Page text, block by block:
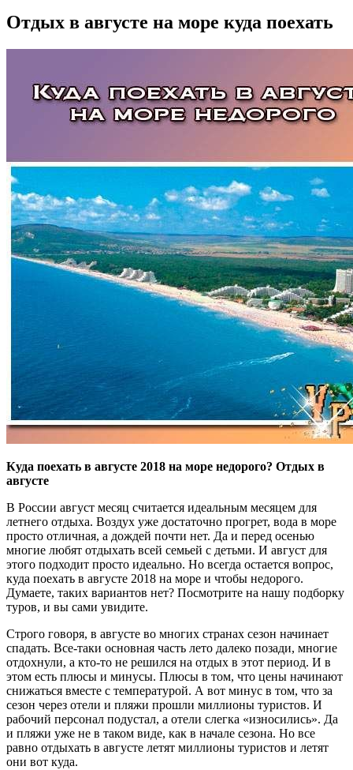
Отдых в августе на море куда поехать
Куда поехать в августе 2018 на море недорого? Отдых в
августе
В России август месяц считается идеальным месяцем для
летнего отдыха. Воздух уже достаточно прогрет, вода в море
просто отличная, а дождей почти нет. Да и перед осенью
многие любят отдыхать всей семьей с детьми. И август для
этого подходит просто идеально. Но всегда остается вопрос,
куда поехать в августе 2018 на море и чтобы недорого.
Думаете, таких вариантов нет? Посмотрите на нашу подборку
туров, и вы сами увидите.
Строго говоря, в августе во многих странах сезон начинает
спадать. Все-таки основная часть лето далеко позади, многие
отдохнули, а кто-то не решился на отдых в этот период. И в
этом есть плюсы и минусы. Плюсы в том, что цены начинают
снижаться вместе с температурой. А вот минус в том, что за
сезон через отели и пляжи прошли миллионы туристов. И
рабочий персонал подустал, а отели слегка «износились». Да
и пляжи уже не в таком виде, как в начале сезона. Но все
равно отдыхать в августе летят миллионы туристов и летят
они вот куда.